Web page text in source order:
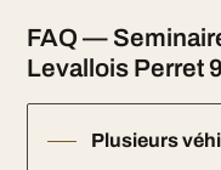
FAQ —
Levallois Perret
Plusieurs